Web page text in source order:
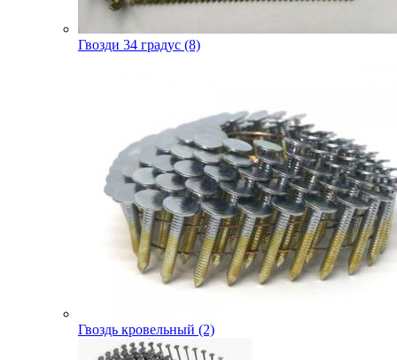
Гвозди 34 градус (8)
Гвоздь кровельный (2)